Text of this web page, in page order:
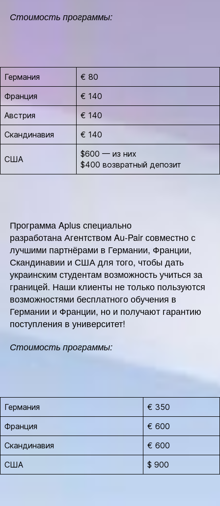
Стоимость программы:
Германия
€ 80
Франция
€ 140
Австрия
€ 140
Скандинавия
€ 140
США
$600 — из них
$400 возвратный депозит
Программа Aplus специально
разработана Агентством Au-Pair совместно с
лучшими партнёрами в Германии, Франции,
Скандинавии и США для того, чтобы дать
украинским студентам возможность учиться за
границей. Наши клиенты не только пользуются
возможностями бесплатного обучения в
Германии и Франции, но и получают гарантию
поступления в университет!
Стоимость программы:
Германия
€ 350
Франция
€ 600
Скандинавия
€ 600
США
$ 900